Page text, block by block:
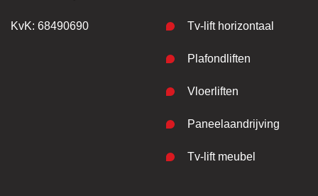
KvK: 68490690 Tv-lift horizontaal
Plafondliften
Vloerliften
Paneelaandrijving
Tv-lift meubel